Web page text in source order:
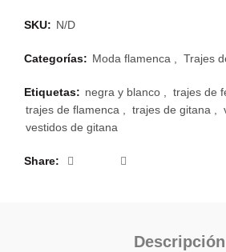
SKU: N/D
Categorías: Moda flamenca , Trajes
Etiquetas: negra y blanco , trajes de
trajes de flamenca , trajes de gitana ,
vestidos de gitana
Share
Descripción